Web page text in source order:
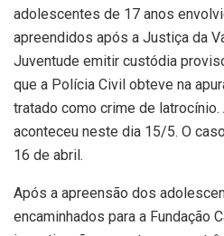
adolescentes de 17 anos
apreendidos após a Justiça da
Juventude emitir custódia
que a Polícia Civil obteve na
tratado como crime de
aconteceu neste dia 15/5. O
16 de abril.
Após a apreensão dos
encaminhados para a Fundação